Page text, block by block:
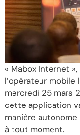
« Mabox Internet
l’opérateur mobile
mercredi 25 mars
cette application
manière
à tout moment.